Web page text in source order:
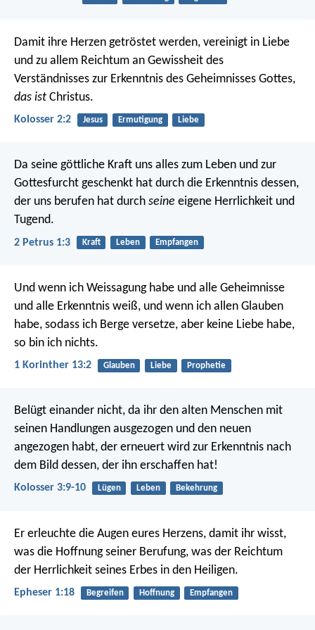
Damit ihre Herzen getröstet werden, vereinigt in Liebe
und zu allem Reichtum an Gewissheit des
Verständnisses zur Erkenntnis des Geheimnisses Gottes,
das ist Christus.
Kolosser 2:2 Jesus Ermutigung Liebe
Da seine göttliche Kraft uns alles zum Leben und zur
Gottesfurcht geschenkt hat durch die Erkenntnis dessen,
der uns berufen hat durch seine eigene Herrlichkeit und
Tugend.
2 Petrus 1:3 Kraft Leben Empfangen
Und wenn ich Weissagung habe und alle Geheimnisse
und alle Erkenntnis weiß, und wenn ich allen Glauben
habe, sodass ich Berge versetze, aber keine Liebe habe,
so bin ich nichts.
1 Korinther 13:2 Glauben Liebe Prophetie
Belügt einander nicht, da ihr den alten Menschen mit
seinen Handlungen ausgezogen und den neuen
angezogen habt, der erneuert wird zur Erkenntnis nach
dem Bild dessen, der ihn erschaffen hat!
Kolosser 3:9-10 Lügen Leben Bekehrung
Er erleuchte die Augen eures Herzens, damit ihr wisst,
was die Hoffnung seiner Berufung, was der Reichtum
der Herrlichkeit seines Erbes in den Heiligen.
Epheser 1:18 Begreifen Hoffnung Empfangen